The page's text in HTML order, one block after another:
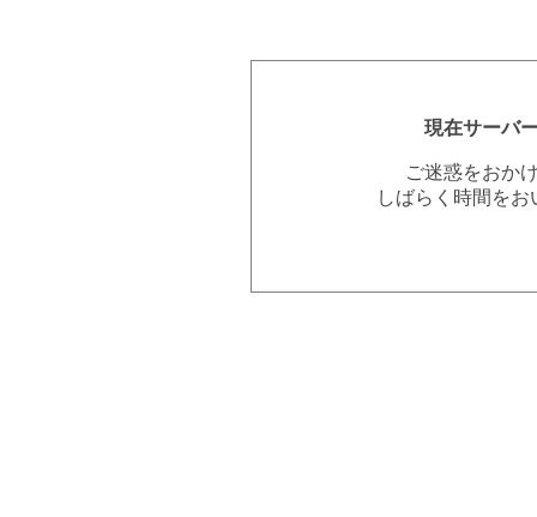
現在サーバ
ご迷惑をおか
しばらく時間を